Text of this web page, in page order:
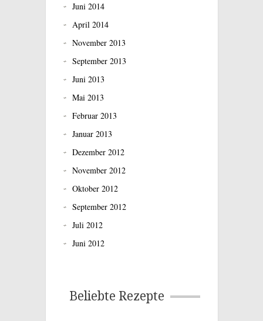
Juni 2014
April 2014
November 2013
September 2013
Juni 2013
Mai 2013
Februar 2013
Januar 2013
Dezember 2012
November 2012
Oktober 2012
September 2012
Juli 2012
Juni 2012
Beliebte Rezepte